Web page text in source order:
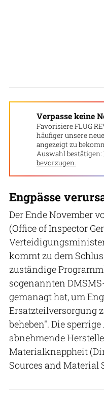
Verpasse keine
Favorisiere FLUG
häufiger unsere
angezeigt zu
Auswahl bestätigen:
bevorzugen.
Engpässe
Der Ende November
(Office of Inspector
kommt zu dem
zuständige
sogenannten
gemanagt hat, um
Ersatzteilversorgung
beheben". Die
abnehmende
Materialknappheit
Sources and Material